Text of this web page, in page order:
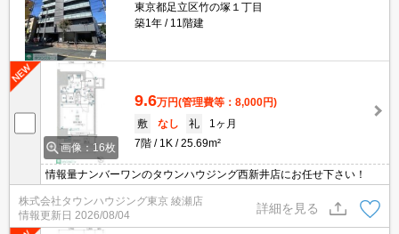
東京都足立区竹の塚１丁目
築1年
11階建
画像：16枚
9.6万円(管理費等：8,000円)
敷
なし 礼
1ヶ月
7階
1K 25.69m²
情報量ナンバーワンのタウンハウジング西新井店にお任せ下さい！
株式会社タウンハウジング東京 綾瀬店
情報更新日 2026/08/04
詳細を見る